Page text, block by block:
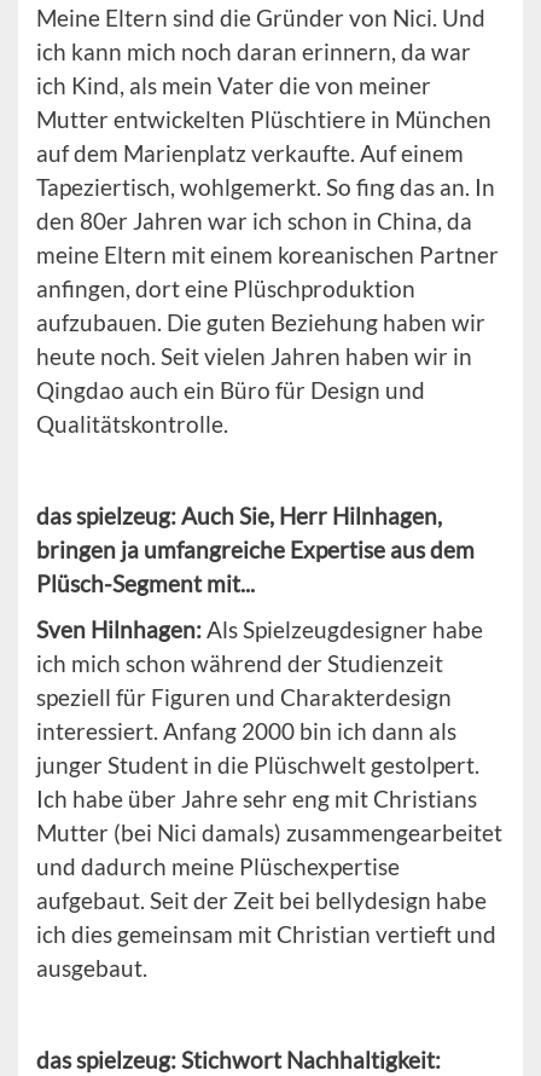
Meine Eltern sind die Gründer von Nici. Und
ich kann mich noch daran erinnern, da war
ich Kind, als mein Vater die von meiner
Mutter entwickelten Plüschtiere in München
auf dem Marienplatz verkaufte. Auf einem
Tapeziertisch, wohlgemerkt. So fing das an. In
den 80er Jahren war ich schon in China, da
meine Eltern mit einem koreanischen Partner
anfingen, dort eine Plüschproduktion
aufzubauen. Die guten Beziehung haben wir
heute noch. Seit vielen Jahren haben wir in
Qingdao auch ein Büro für Design und
Qualitätskontrolle.
das spielzeug: Auch Sie, Herr Hilnhagen,
bringen ja umfangreiche Expertise aus dem
Plüsch-Segment mit...
Sven Hilnhagen:Als Spielzeugdesigner habe
ich mich schon während der Studienzeit
speziell für Figuren und Charakterdesign
interessiert. Anfang 2000 bin ich dann als
junger Student in die Plüschwelt gestolpert.
Ich habe über Jahre sehr eng mit Christians
Mutter (bei Nici damals) zusammengearbeitet
und dadurch meine Plüschexpertise
aufgebaut. Seit der Zeit bei bellydesign habe
ich dies gemeinsam mit Christian vertieft und
ausgebaut.
das spielzeug: Stichwort Nachhaltigkeit: